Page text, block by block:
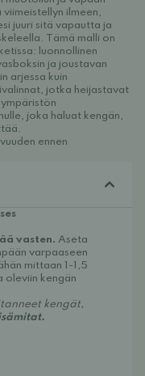
ilmeen,
juuri sitä vapautta ja
Tämä malli on
luonnollinen
ja joustavan
arjessa kuin
jotka heijastavat
joka haluat kengän,
ennen
vasten. Aseta
varpaaseen
mittaan 1-1,5
oleviin kengän
kengät,